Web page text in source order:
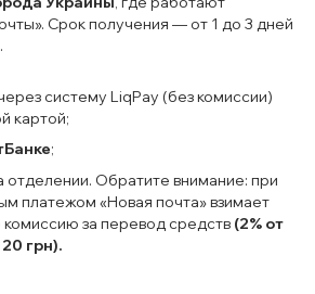
Срок получения — от 1 до 3 дней
систему LiqPay (без комиссии)
картой;
;
отделении. Обратите внимание: при
платежом «Новая почта» взимает
за перевод средств (2% от
грн).